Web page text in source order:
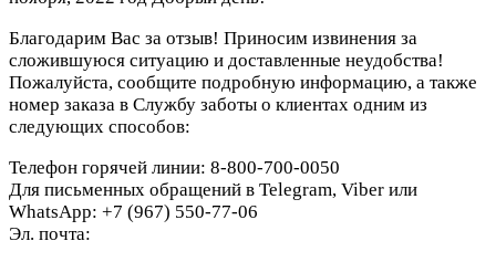
Благодарим Вас за отзыв! Приносим извинения за
сложившуюся ситуацию и доставленные неудобства!
Пожалуйста, сообщите подробную информацию, а также
номер заказа в Службу заботы о клиентах одним из
следующих способов:
Телефон горячей линии: 8-800-700-0050
Для письменных обращений в Telegram, Viber или
WhatsApp: +7 (967) 550-77-06
Эл. почта: